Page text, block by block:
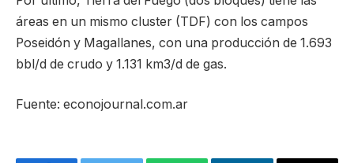
áreas en un mismo cluster (TDF) con los campos
Poseidón y Magallanes, con una producción de 1.693
bbl/d de crudo y 1.131 km3/d de gas.
Fuente: econojournal.com.ar